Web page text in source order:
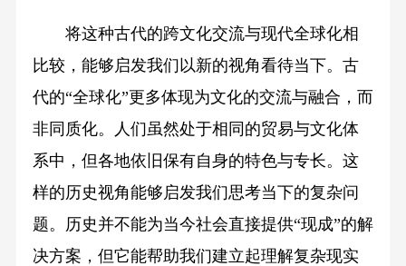
将这种古代的跨文化交流与现代全球化相
比较，能够启发我们以新的视角看待当下。古
代的“全球化”更多体现为文化的交流与融合，而
非同质化。人们虽然处于相同的贸易与文化体
系中，但各地依旧保有自身的特色与专长。这
样的历史视角能够启发我们思考当下的复杂问
题。历史并不能为当今社会直接提供“现成”的解
决方案，但它能帮助我们建立起理解复杂现实